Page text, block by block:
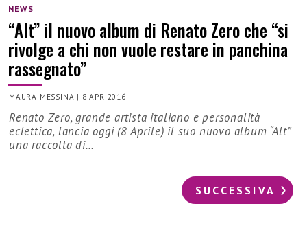
NEWS
“Alt” il nuovo album di Renato Zero che “si
rivolge a chi non vuole restare in panchina
rassegnato”
MAURA MESSINA | 8 APR 2016
Renato Zero, grande artista italiano e personalità
eclettica, lancia oggi (8 Aprile) il suo nuovo album “Alt”
una raccolta di…
SUCCESSIVA